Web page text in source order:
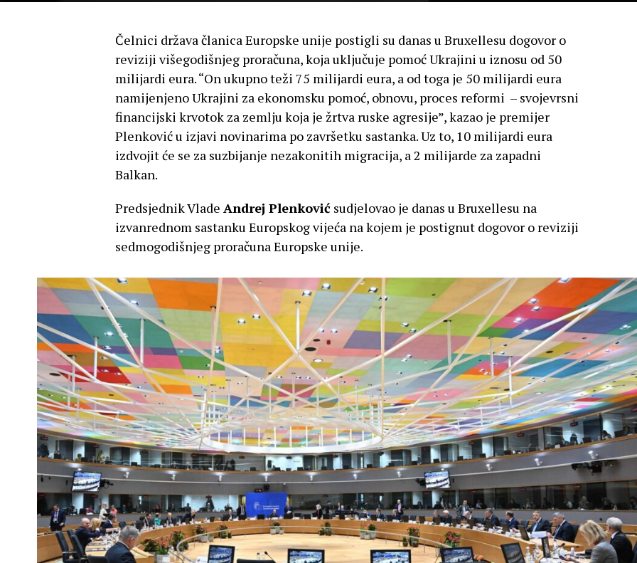
Čelnici država članica Europske unije postigli su danas u Bruxellesu dogovor o
reviziji višegodišnjeg proračuna, koja uključuje pomoć Ukrajini u iznosu od 50
milijardi eura. “On ukupno teži 75 milijardi eura, a od toga je 50 milijardi eura
namijenjeno Ukrajini za ekonomsku pomoć, obnovu, proces reformi – svojevrsni
financijski krvotok za zemlju koja je žrtva ruske agresije”, kazao je premijer
Plenković u izjavi novinarima po završetku sastanka. Uz to, 10 milijardi eura
izdvojit će se za suzbijanje nezakonitih migracija, a 2 milijarde za zapadni
Balkan.
Predsjednik Vlade Andrej Plenković sudjelovao je danas u Bruxellesu na
izvanrednom sastanku Europskog vijeća na kojem je postignut dogovor o reviziji
sedmogodišnjeg proračuna Europske unije.